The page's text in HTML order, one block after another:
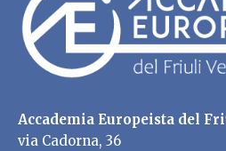
Accademia Europeista del
via Cadorna, 36